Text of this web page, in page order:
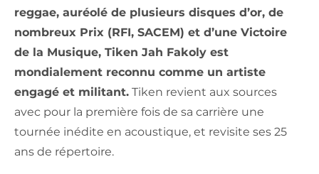
reggae, auréolé de plusieurs disques d’or, de
nombreux Prix (RFI, SACEM) et d’une Victoire
de la Musique, Tiken Jah Fakoly est
mondialement reconnu comme un artiste
engagé et militant. Tiken revient aux sources
avec pour la première fois de sa carrière une
tournée inédite en acoustique, et revisite ses 25
ans de répertoire.